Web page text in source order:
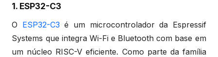
1. ESP32-C3
O ESP32-C3 é um microcontrolador da Espressif
Systems que integra Wi-Fi e Bluetooth com base em
um núcleo RISC-V eficiente. Como parte da família